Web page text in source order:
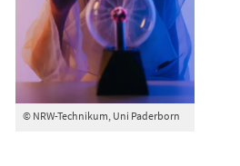
© NRW-Technikum, Uni Paderborn